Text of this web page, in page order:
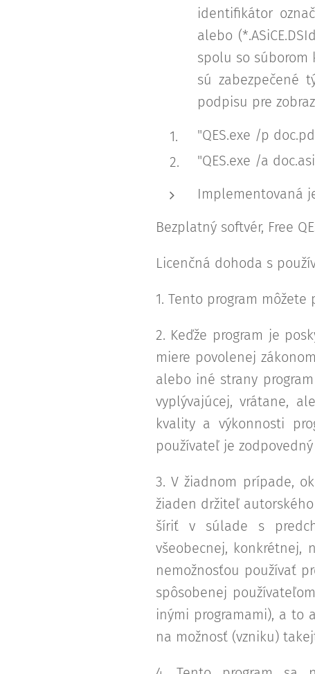
identifikátor
alebo
spolu so súborom
sú zabezpečené
podpisu pre
"QES.exe /p
"QES.exe /a
Implementovaná
Bezplatný softvér, Free
Licenčná dohoda s
1. Tento program
2. Keďže program je
miere povolenej
alebo iné strany
vyplývajúcej, vrátane,
kvality a výkonnosti
používateľ je
3. V žiadnom prípade,
žiaden držiteľ
šíriť v súlade s
všeobecnej, konkrétnej,
nemožnosťou používať
spôsobenej
inými programami), a to
na možnosť (vzniku)